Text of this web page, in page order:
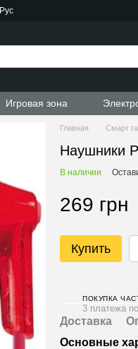
Рус
Игровая зона
Главная Смарт
Наушники
В наличии
269 грн
Купить
ПОКУПКА
3 платежа
Доставка
Основные